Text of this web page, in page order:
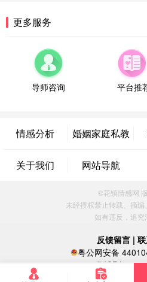
山东-青岛
微信用户 小任性
属情感方案
微信用户 墨笙 通
江苏-苏州
微信用户 谢思明
方案
微信用户 静默 通
案
四川-重庆
更多服务
导师咨询 平台推
情感分析 婚姻家庭私教
关于我们 网站导航
©花镇情感网
未经授权禁止转载、摘
如有违反，追究
反馈留言 |
粤公网安备
粤ICP备